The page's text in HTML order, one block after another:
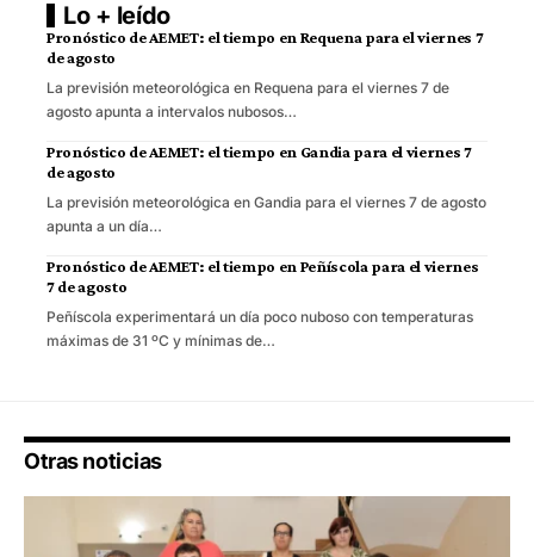
Lo + leído
Pronóstico de AEMET: el tiempo en Requena para el viernes 7
de agosto
La previsión meteorológica en Requena para el viernes 7 de
agosto apunta a intervalos nubosos…
Pronóstico de AEMET: el tiempo en Gandia para el viernes 7
de agosto
La previsión meteorológica en Gandia para el viernes 7 de agosto
apunta a un día…
Pronóstico de AEMET: el tiempo en Peñíscola para el viernes
7 de agosto
Peñíscola experimentará un día poco nuboso con temperaturas
máximas de 31 ºC y mínimas de…
Otras noticias